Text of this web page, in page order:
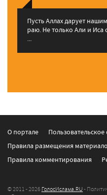
Пусть Аллах дарует
раю. Не только Али и Иса
...
О портале
Правила размещения
Правила комментирования
© 2011 - 2026 ГолосИслама.RU -